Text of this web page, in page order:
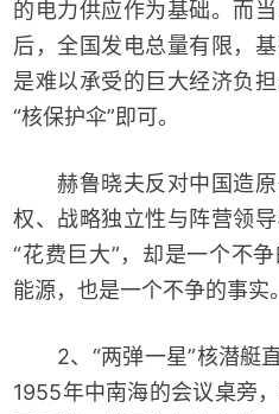
的电力供应作为基础。而
后，全国发电总量有限，
是难以承受的巨大经济负
“核保护伞”即可。
赫鲁晓夫反对中国造原
权、战略独立性与阵营领
“花费巨大”，却是一个不
能源，也是一个不争的事实。
2、“两弹一星”核潜艇直
1955年中南海的会议桌旁